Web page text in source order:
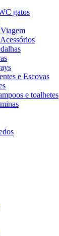
gatos
e Escovas
e toalhetes